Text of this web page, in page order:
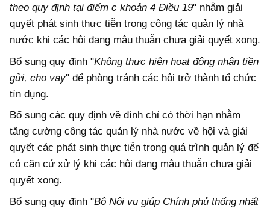
theo quy định tại điểm c khoản 4 Điều 19" nhằm giải
quyết phát sinh thực tiễn trong công tác quản lý nhà
nước khi các hội đang mâu thuẫn chưa giải quyết xong.
Bổ sung quy định "Không thực hiện hoạt động nhận tiền
gửi, cho vay" để phòng tránh các hội trở thành tổ chức
tín dụng.
Bổ sung các quy định về đình chỉ có thời hạn nhằm
tăng cường công tác quản lý nhà nước về hội và giải
quyết các phát sinh thực tiễn trong quá trình quản lý để
có căn cứ xử lý khi các hội đang mâu thuẫn chưa giải
quyết xong.
Bổ sung quy định "Bộ Nội vụ giúp Chính phủ thống nhất